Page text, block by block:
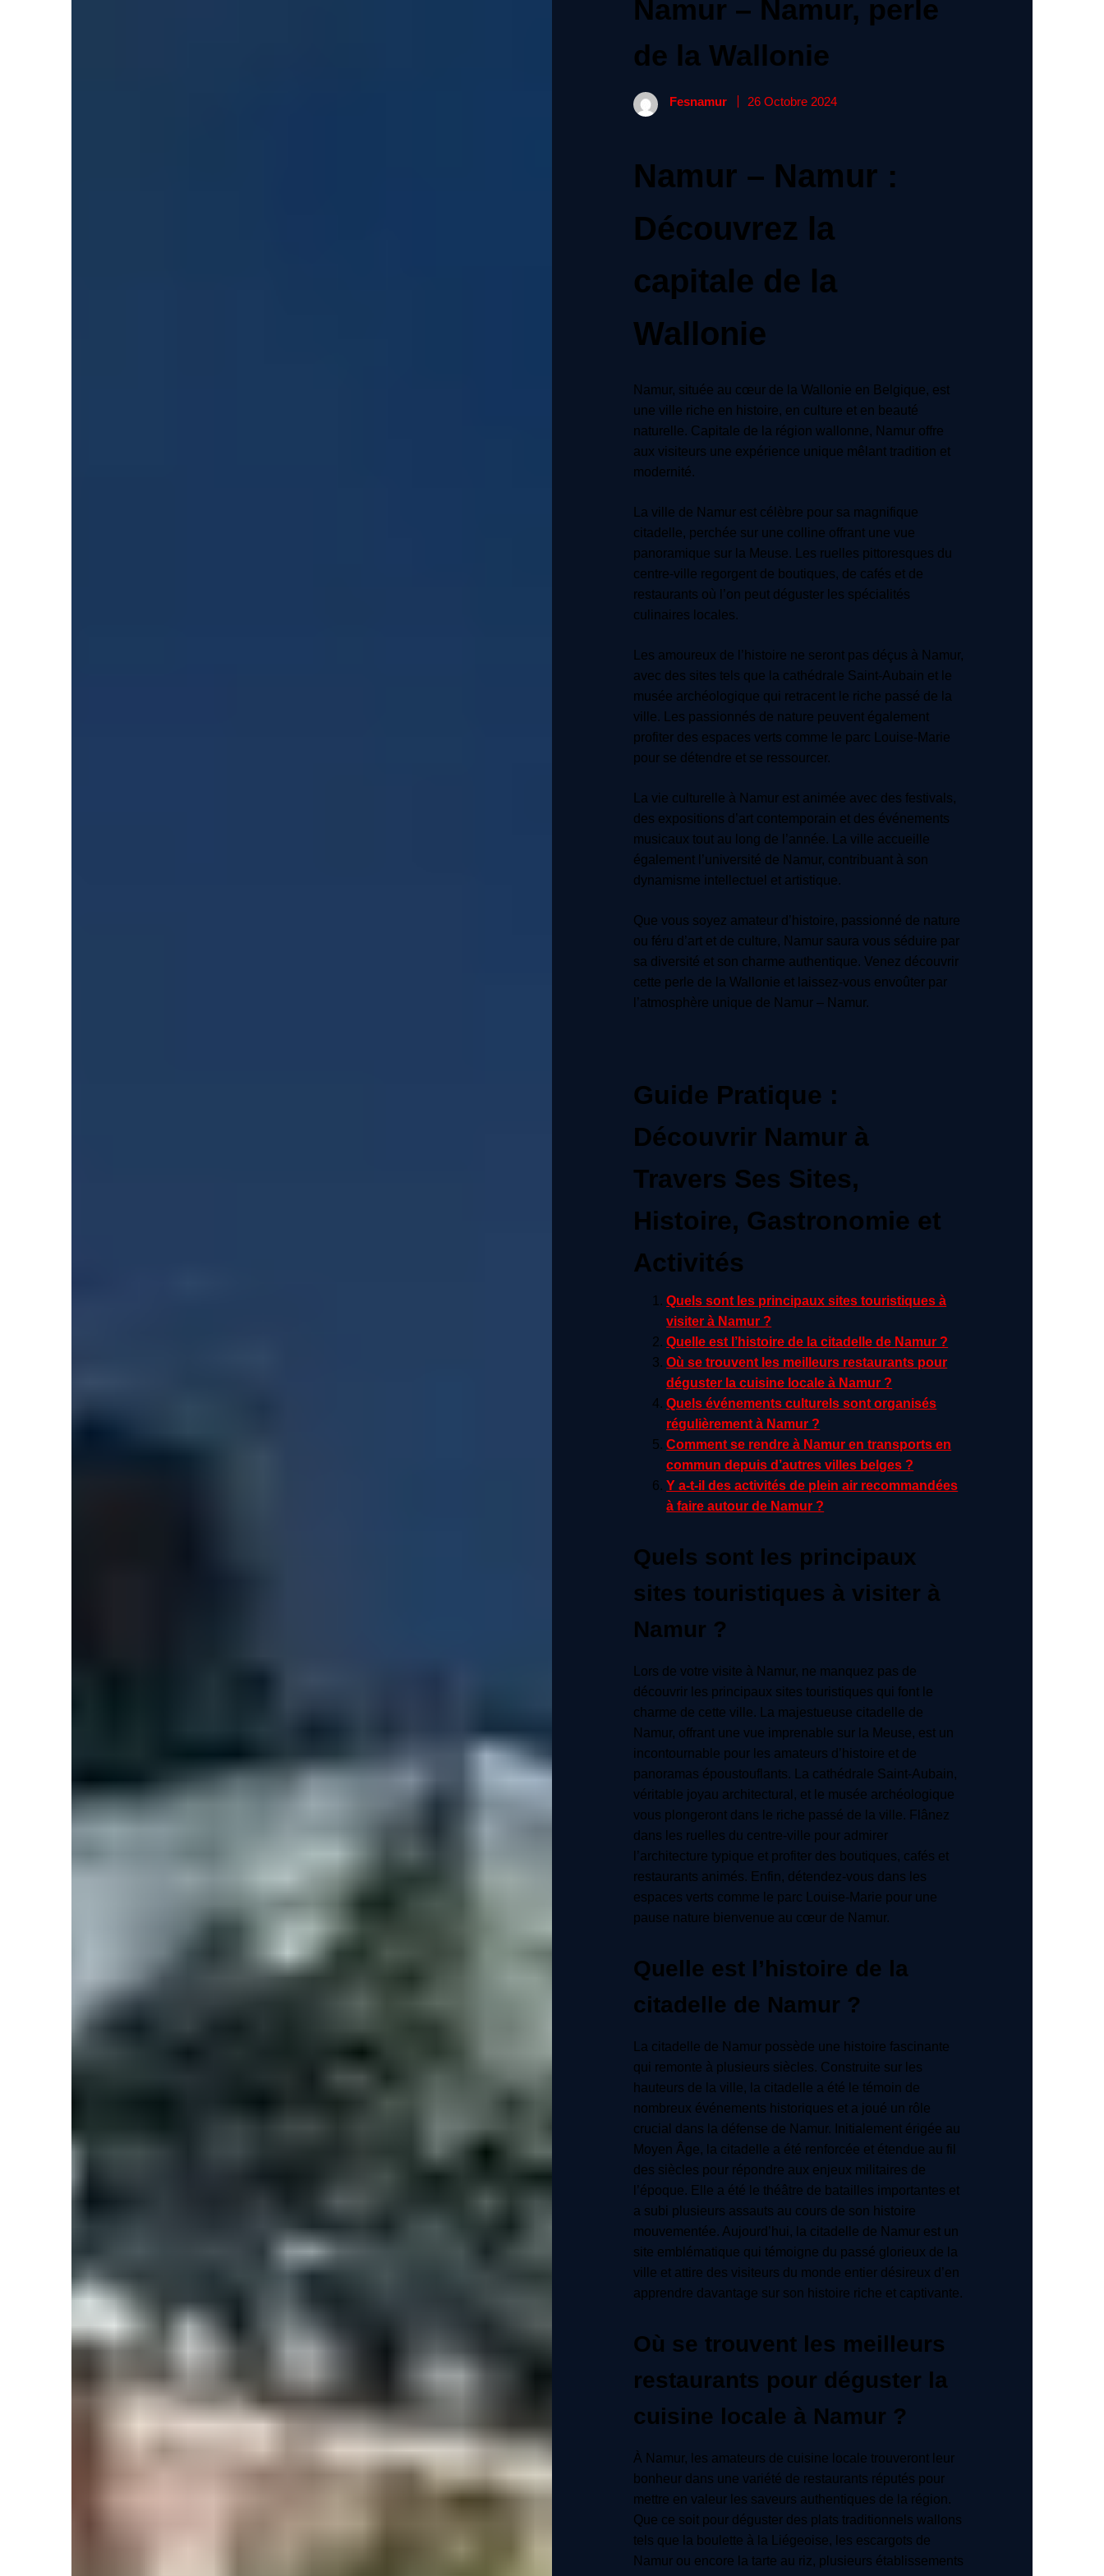
Namur – Namur, perle
de la Wallonie
Fesnamur 26 Octobre 2024
Namur – Namur :
Découvrez la
capitale de la
Wallonie
Namur, située au cœur de la Wallonie en Belgique, est
une ville riche en histoire, en culture et en beauté
naturelle. Capitale de la région wallonne, Namur offre
aux visiteurs une expérience unique mêlant tradition et
modernité.
La ville de Namur est célèbre pour sa magnifique
citadelle, perchée sur une colline offrant une vue
panoramique sur la Meuse. Les ruelles pittoresques du
centre-ville regorgent de boutiques, de cafés et de
restaurants où l’on peut déguster les spécialités
culinaires locales.
Les amoureux de l’histoire ne seront pas déçus à Namur,
avec des sites tels que la cathédrale Saint-Aubain et le
musée archéologique qui retracent le riche passé de la
ville. Les passionnés de nature peuvent également
profiter des espaces verts comme le parc Louise-Marie
pour se détendre et se ressourcer.
La vie culturelle à Namur est animée avec des festivals,
des expositions d’art contemporain et des événements
musicaux tout au long de l’année. La ville accueille
également l’université de Namur, contribuant à son
dynamisme intellectuel et artistique.
Que vous soyez amateur d’histoire, passionné de nature
ou féru d’art et de culture, Namur saura vous séduire par
sa diversité et son charme authentique. Venez découvrir
cette perle de la Wallonie et laissez-vous envoûter par
l’atmosphère unique de Namur – Namur.
Guide Pratique :
Découvrir Namur à
Travers Ses Sites,
Histoire, Gastronomie et
Activités
Quels sont les principaux sites touristiques à
visiter à Namur ?
Quelle est l’histoire de la citadelle de Namur ?
Où se trouvent les meilleurs restaurants pour
déguster la cuisine locale à Namur ?
Quels événements culturels sont organisés
régulièrement à Namur ?
Comment se rendre à Namur en transports en
commun depuis d’autres villes belges ?
Y a-t-il des activités de plein air recommandées
à faire autour de Namur ?
Quels sont les principaux
sites touristiques à visiter à
Namur ?
Lors de votre visite à Namur, ne manquez pas de
découvrir les principaux sites touristiques qui font le
charme de cette ville. La majestueuse citadelle de
Namur, offrant une vue imprenable sur la Meuse, est un
incontournable pour les amateurs d’histoire et de
panoramas époustouflants. La cathédrale Saint-Aubain,
véritable joyau architectural, et le musée archéologique
vous plongeront dans le riche passé de la ville. Flânez
dans les ruelles du centre-ville pour admirer
l’architecture typique et profiter des boutiques, cafés et
restaurants animés. Enfin, détendez-vous dans les
espaces verts comme le parc Louise-Marie pour une
pause nature bienvenue au cœur de Namur.
Quelle est l’histoire de la
citadelle de Namur ?
La citadelle de Namur possède une histoire fascinante
qui remonte à plusieurs siècles. Construite sur les
hauteurs de la ville, la citadelle a été le témoin de
nombreux événements historiques et a joué un rôle
crucial dans la défense de Namur. Initialement érigée au
Moyen Âge, la citadelle a été renforcée et étendue au fil
des siècles pour répondre aux enjeux militaires de
l’époque. Elle a été le théâtre de batailles importantes et
a subi plusieurs assauts au cours de son histoire
mouvementée. Aujourd’hui, la citadelle de Namur est un
site emblématique qui témoigne du passé glorieux de la
ville et attire des visiteurs du monde entier désireux d’en
apprendre davantage sur son histoire riche et captivante.
Où se trouvent les meilleurs
restaurants pour déguster la
cuisine locale à Namur ?
À Namur, les amateurs de cuisine locale trouveront leur
bonheur dans une variété de restaurants réputés pour
mettre en valeur les saveurs authentiques de la région.
Que ce soit pour déguster des plats traditionnels wallons
tels que la boulette à la Liégeoise, les escargots de
Namur ou encore la tarte au riz, plusieurs établissements